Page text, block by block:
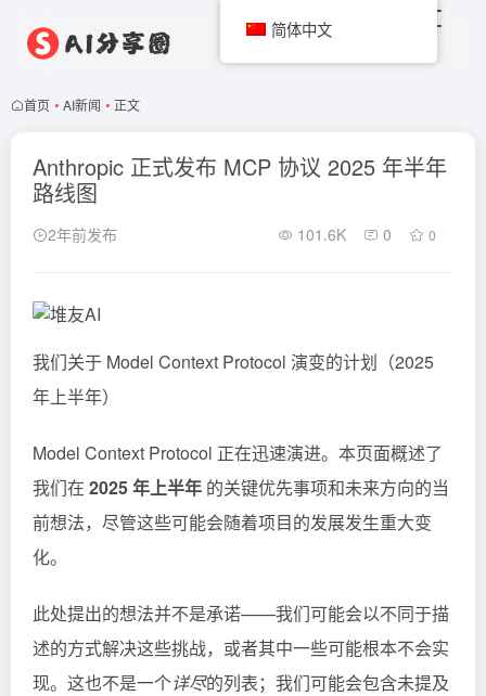
首页 • AI新闻 • 正文
Anthropic 正式发布 MCP 协议 2025 年半年
路线图
2年前发布 101.6K 0 0
我们关于 Model Context Protocol 演变的计划（2025
年上半年）
Model Context Protocol 正在迅速演进。本页面概述了
我们在 2025 年上半年 的关键优先事项和未来方向的当
前想法，尽管这些可能会随着项目的发展发生重大变
化。
此处提出的想法并不是承诺——我们可能会以不同于描
述的方式解决这些挑战，或者其中一些可能根本不会实
现。这也不是一个详尽的列表；我们可能会包含未提及
简体中文